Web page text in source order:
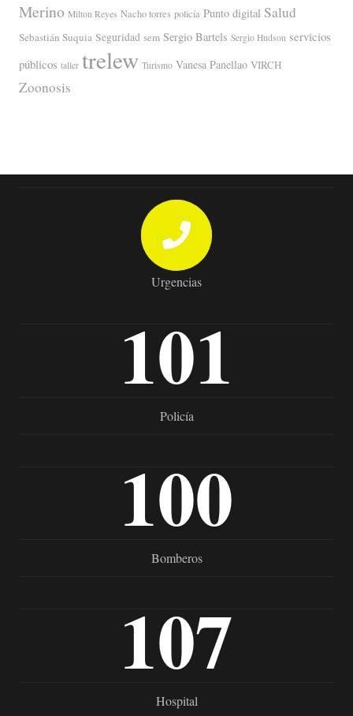
Merino Milton Reyes Nacho torres policía Punto digital Salud
Sebastián Suquia Seguridad sem Sergio Bartels Sergio Hudson servicios
públicos taller trelew Turismo Vanesa Panellao VIRCH
Zoonosis
Urgencias
101
Policía
100
Bomberos
107
Hospital